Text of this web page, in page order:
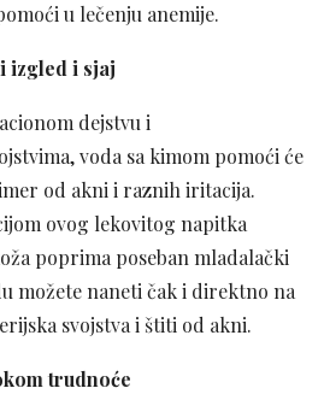
u lečenju anemije.
izgled i sjaj
dejstvu i
voda sa kimom pomoći će
od akni i raznih iritacija.
ovog lekovitog napitka
poprima poseban mladalački
možete naneti čak i direktno na
svojstva i štiti od akni.
trudnoće